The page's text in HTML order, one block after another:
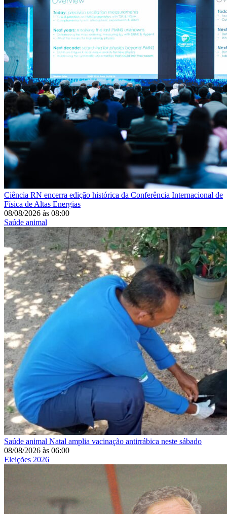
Ciência RN encerra edição histórica da Conferência Internacional de
Física de Altas Energias
08/08/2026 às 08:00
Saúde animal
Saúde animal Natal amplia vacinação antirrábica neste sábado
08/08/2026 às 06:00
Eleições 2026